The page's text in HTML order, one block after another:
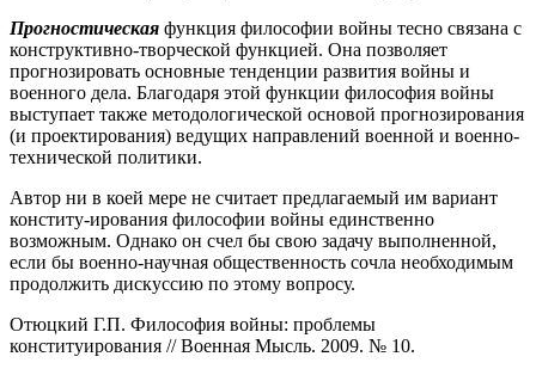
Прогностическая функция философии войны тесно связана с
конструктивно-творческой функцией. Она позволяет
прогнозировать основные тенденции развития войны и
военного дела. Благодаря этой функции философия войны
выступает также методологической основой прогнозирования
(и проектирования) ведущих направлений военной и военно-
технической политики.
Автор ни в коей мере не считает предлагаемый им вариант
конститу-ирования философии войны единственно
возможным. Однако он счел бы свою задачу выполненной,
если бы военно-научная общественность сочла необходимым
продолжить дискуссию по этому вопросу.
Отюцкий Г.П. Философия войны: проблемы
конституирования // Военная Мысль. 2009. № 10.